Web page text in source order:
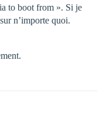
to boot from ». Si je
n’importe quoi.